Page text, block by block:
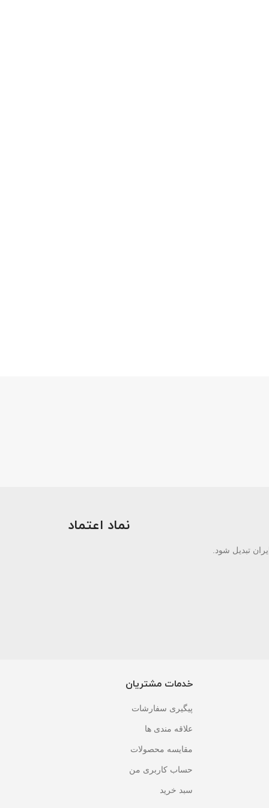
نماد اعتماد
ایران تبدیل شود.
خدمات مشتریان
پیگیری سفارشات
علاقه مندی ها
مقایسه محصولات
حساب کاربری من
سبد خرید